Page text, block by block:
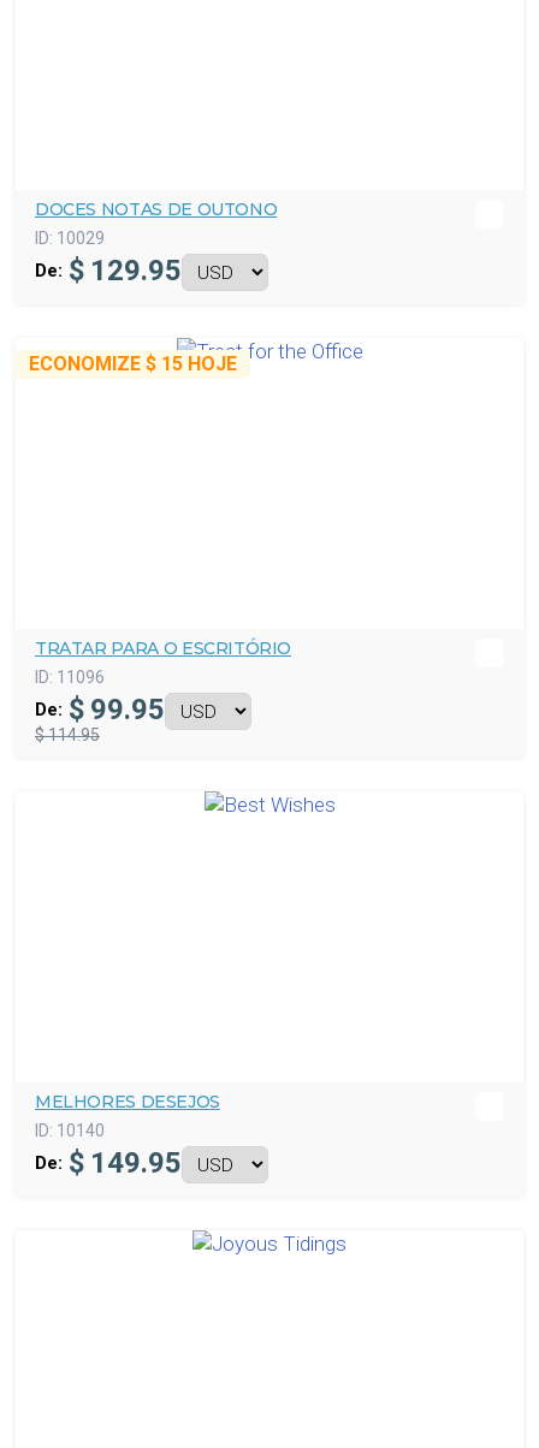
DOCES NOTAS DE OUTONO
ID: 10029
De: $ 129.95
ECONOMIZE $ 15 HOJE
TRATAR PARA O ESCRITÓRIO
ID: 11096
De: $ 99.95
$ 114.95
MELHORES DESEJOS
ID: 10140
De: $ 149.95